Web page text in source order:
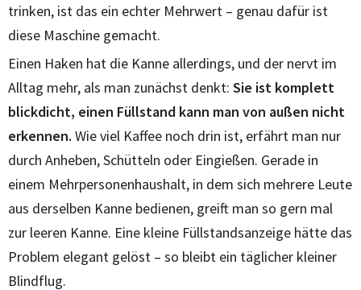
trinken, ist das ein echter Mehrwert – genau dafür ist
diese Maschine gemacht.
Einen Haken hat die Kanne allerdings, und der nervt im
Alltag mehr, als man zunächst denkt: Sie ist komplett
blickdicht, einen Füllstand kann man von außen nicht
erkennen. Wie viel Kaffee noch drin ist, erfährt man nur
durch Anheben, Schütteln oder Eingießen. Gerade in
einem Mehrpersonenhaushalt, in dem sich mehrere Leute
aus derselben Kanne bedienen, greift man so gern mal
zur leeren Kanne. Eine kleine Füllstandsanzeige hätte das
Problem elegant gelöst – so bleibt ein täglicher kleiner
Blindflug.